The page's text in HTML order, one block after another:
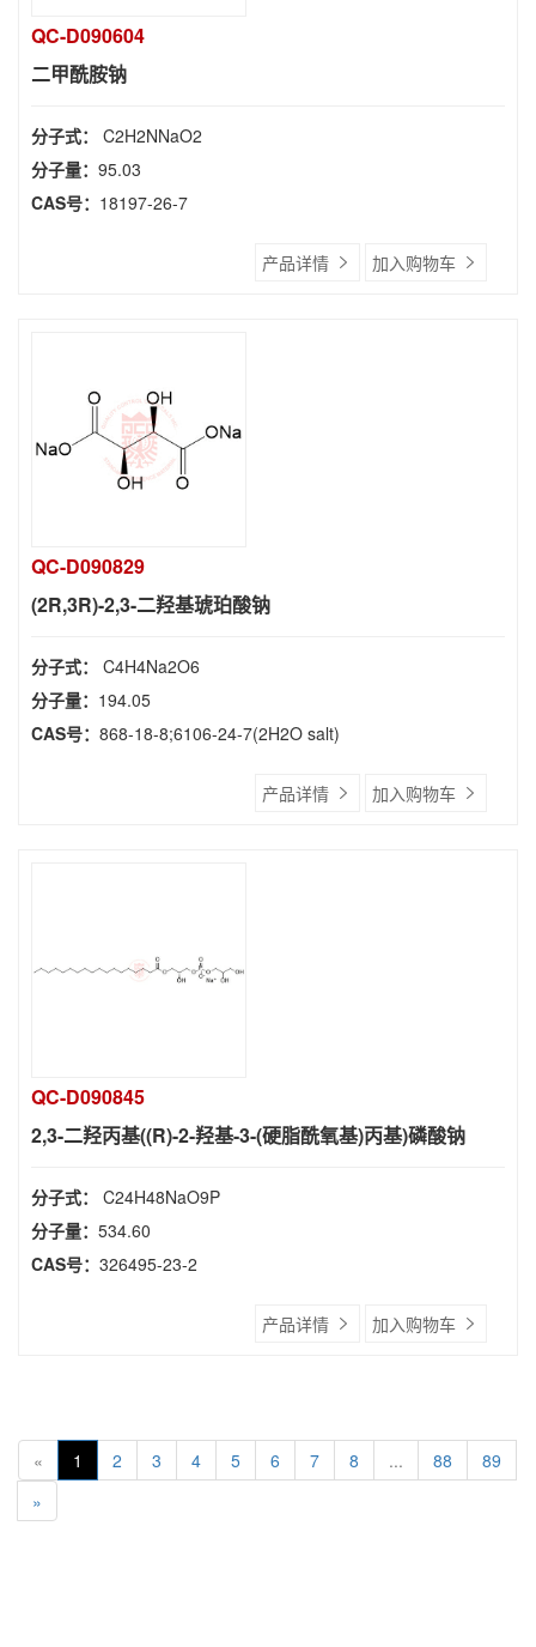
QC-D090604
二甲酰胺钠
分子式： C2H2NNaO2
分子量： 95.03
CAS号： 18197-26-7
产品详情 加入购物车
QC-D090829
(2R,3R)-2,3-二羟基琥珀酸钠
分子式： C4H4Na2O6
分子量： 194.05
CAS号： 868-18-8;6106-24-7(2H2O salt)
产品详情 加入购物车
QC-D090845
2,3-二羟丙基((R)-2-羟基-3-(硬脂酰氧基)丙基)磷酸钠
分子式： C24H48NaO9P
分子量： 534.60
CAS号： 326495-23-2
产品详情 加入购物车
« 1 2 3 4 5 6 7 8 ... 88
89
»